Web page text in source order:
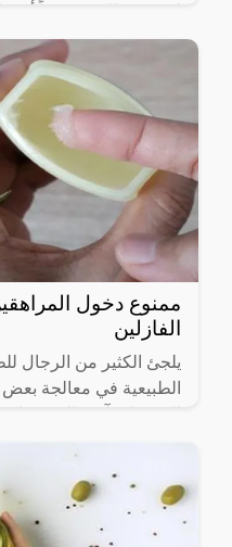
ممنوع دخول
الفازلين
يلجئ الكثير من الرجال
الطبيعية في معالجة